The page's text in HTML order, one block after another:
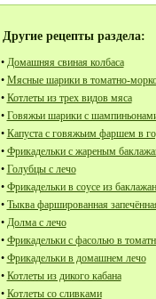
Другие рецепты раздела:
• Домашняя свиная колбаса
• Мясные шарики в томатно-
• Котлеты из трех видов мяса
• Говяжьи шарики с
• Капуста с говяжьим фаршем в
• Фрикадельки с жареным
• Голубцы с лечо
• Фрикадельки в соусе из
• Тыква фаршированная
• Долма с лечо
• Фрикадельки с фасолью в
• Фрикадельки в домашнем лечо
• Котлеты из дикого кабана
• Котлеты со сливками